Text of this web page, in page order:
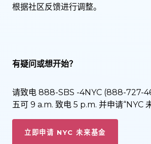
根据社区反馈进行调整。
有疑问或想开始？
请致电 888-SBS -4NYC (888-727-
五可 9 a.m. 致电 5 p.m. 并申请“NYC
立即申请 NYC 未来基金